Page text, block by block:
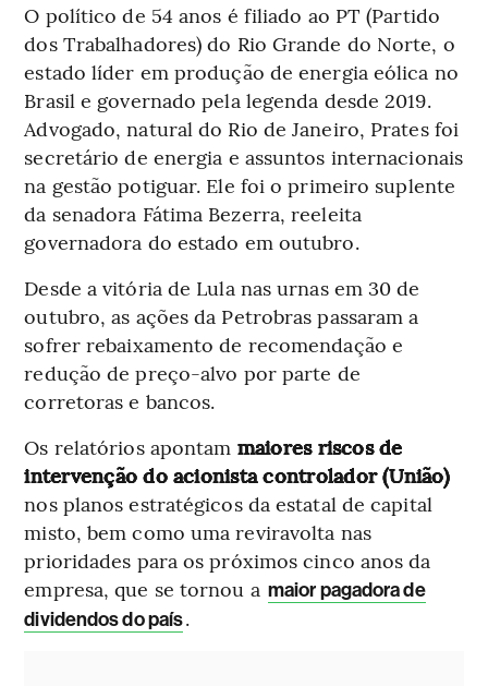
O político de 54 anos é filiado ao PT (Partido
dos Trabalhadores) do Rio Grande do Norte, o
estado líder em produção de energia eólica no
Brasil e governado pela legenda desde 2019.
Advogado, natural do Rio de Janeiro, Prates foi
secretário de energia e assuntos internacionais
na gestão potiguar. Ele foi o primeiro suplente
da senadora Fátima Bezerra, reeleita
governadora do estado em outubro.
Desde a vitória de Lula nas urnas em 30 de
outubro, as ações da Petrobras passaram a
sofrer rebaixamento de recomendação e
redução de preço-alvo por parte de
corretoras e bancos.
Os relatórios apontam maiores riscos de
intervenção do acionista controlador (União)
nos planos estratégicos da estatal de capital
misto, bem como uma reviravolta nas
prioridades para os próximos cinco anos da
empresa, que se tornou a maior pagadora de
dividendos do país.